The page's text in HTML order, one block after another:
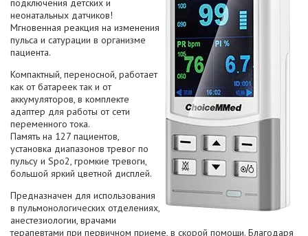
неонатальных датчиков!
Мгновенная реакция на изменения
пульса и сатурации в организме
пациента.
Компактный, переносной, работает
как от батареек так и от
аккумуляторов, в комплекте
адаптер для работы от сети
переменного тока.
Память на 127 пациентов,
установка диапазонов тревог по
пульсу и Spo2, громкие тревоги,
большой яркий цветной дисплей.
Предназначен для использования
в пульмонологических отделениях,
анестезиологии, врачами
терапевтами при первичном приеме, в скорой помощи. Благодаря